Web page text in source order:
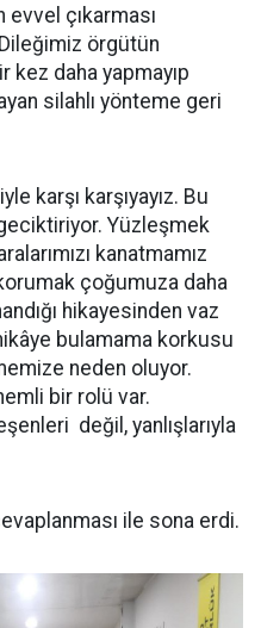
evvel çıkarması
örgütün
kez daha yapmayıp
silahlı yönteme geri
karşı karşıyayız. Bu
Yüzleşmek
kanatmamız
çoğumuza daha
hikayesinden vaz
bulamama korkusu
neden oluyor.
bir rolü var.
değil, yanlışlarıyla
ile sona erdi.